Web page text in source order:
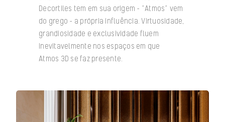
Decortiles tem em sua origem – “Atmos” vem
do grego – a própria influência. Virtuosidade,
grandiosidade e exclusividade fluem
inevitavelmente nos espaços em que
Atmos 3D se faz presente.